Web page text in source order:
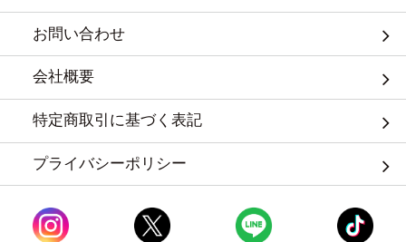
お問い合わせ
会社概要
特定商取引に基づく表記
プライバシーポリシー